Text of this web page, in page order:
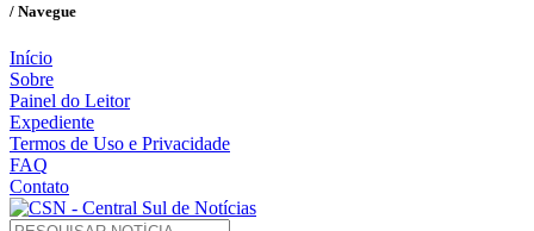
/ Navegue
Início
Sobre
Painel do Leitor
Expediente
Termos de Uso e Privacidade
FAQ
Contato